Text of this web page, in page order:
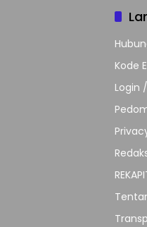
Kode
Login